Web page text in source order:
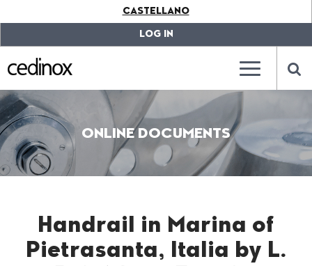
label.access.jump.content???
???
label.access.jump.header???
label.access.jump.footer???
???
label.access.jump.menu???
CASTELLANO
LOG IN
???
???
ONLINE DOCUMENTS
Handrail in Marina of
Pietrasanta, Italia by L.